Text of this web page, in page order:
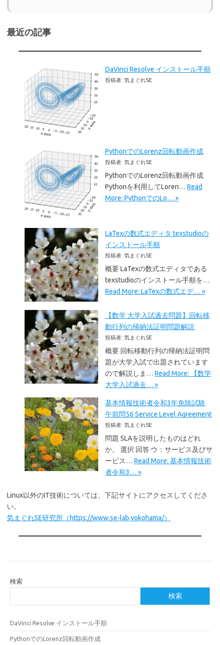
最近の記事
DaVinci Resolve インストール手順
投稿者: 気まぐれSE
PythonでのLorenz回転動画作成
投稿者: 気まぐれSE
PythonでのLorenz回転動画作成
Pythonを利用してLoren… Read
More: PythonでのLo… »
LaTexの数式エディタ texstudioの
インストール手順
投稿者: 気まぐれSE
概要 LaTexの数式エディタである
texstudioのインストール手順を…
Read More: LaTexの数式エデ… »
【数学 大学入試過去問題】回転移
動行列の帰納法証明問題解説
投稿者: 気まぐれSE
概要 回転移動行列の帰納法証明問
題が大学入試で出題されています
ので解説しま… Read More: 【数学
大学入試過去… »
基本情報技術者令和3年免除試験
午前問56 Service Level Agreement
投稿者: 気まぐれSE
問題 SLAを説明したものはどれ
か。 選択 回答 ウ：サービス及びサ
ービス… Read More: 基本情報技術
者令和3… »
Linux以外のIT技術については、下記サイトにアクセスしてくださ
い。
気まぐれSE研究所（https://www.se-lab.yokohama/）
検索
検索
DaVinci Resolve インストール手順
PythonでのLorenz回転動画作成